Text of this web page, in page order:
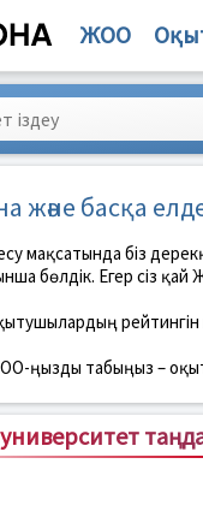
ЖОО
және басқа
мақсатында біз
бөлдік. Егер сіз қай
рейтингін
ңызды табыңыз –